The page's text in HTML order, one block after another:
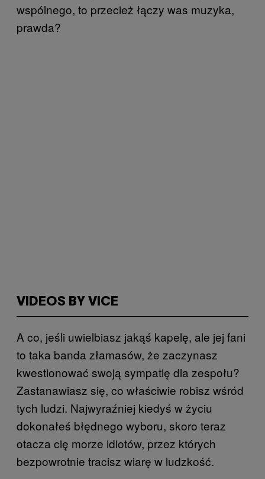
wspólnego, to przecież łączy was muzyka,
prawda?
VIDEOS BY VICE
A co, jeśli uwielbiasz jakąś kapelę, ale jej fani
to taka banda złamasów, że zaczynasz
kwestionować swoją sympatię dla zespołu?
Zastanawiasz się, co właściwie robisz wśród
tych ludzi. Najwyraźniej kiedyś w życiu
dokonałeś błędnego wyboru, skoro teraz
otacza cię morze idiotów, przez których
bezpowrotnie tracisz wiarę w ludzkość.